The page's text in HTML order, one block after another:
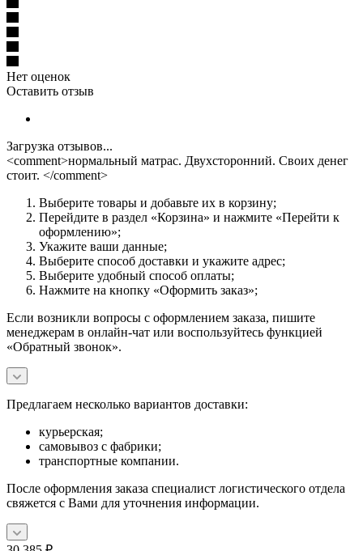
Нет оценок
Оставить отзыв
Загрузка отзывов...
<comment>нормальный матрас. Двухсторонний. Своих денег
стоит. </comment>
Выберите товары и добавьте их в корзину;
Перейдите в раздел «Корзина» и нажмите «Перейти к
оформлению»;
Укажите ваши данные;
Выберите способ доставки и укажите адрес;
Выберите удобный способ оплаты;
Нажмите на кнопку «Оформить заказ»;
Если возникли вопросы с оформлением заказа, пишите
менеджерам в онлайн-чат или воспользуйтесь функцией
«Обратный звонок».
Предлагаем несколько вариантов доставки:
курьерская;
самовывоз с фабрики;
транспортные компании.
После оформления заказа специалист логистического отдела
свяжется с Вами для уточнения информации.